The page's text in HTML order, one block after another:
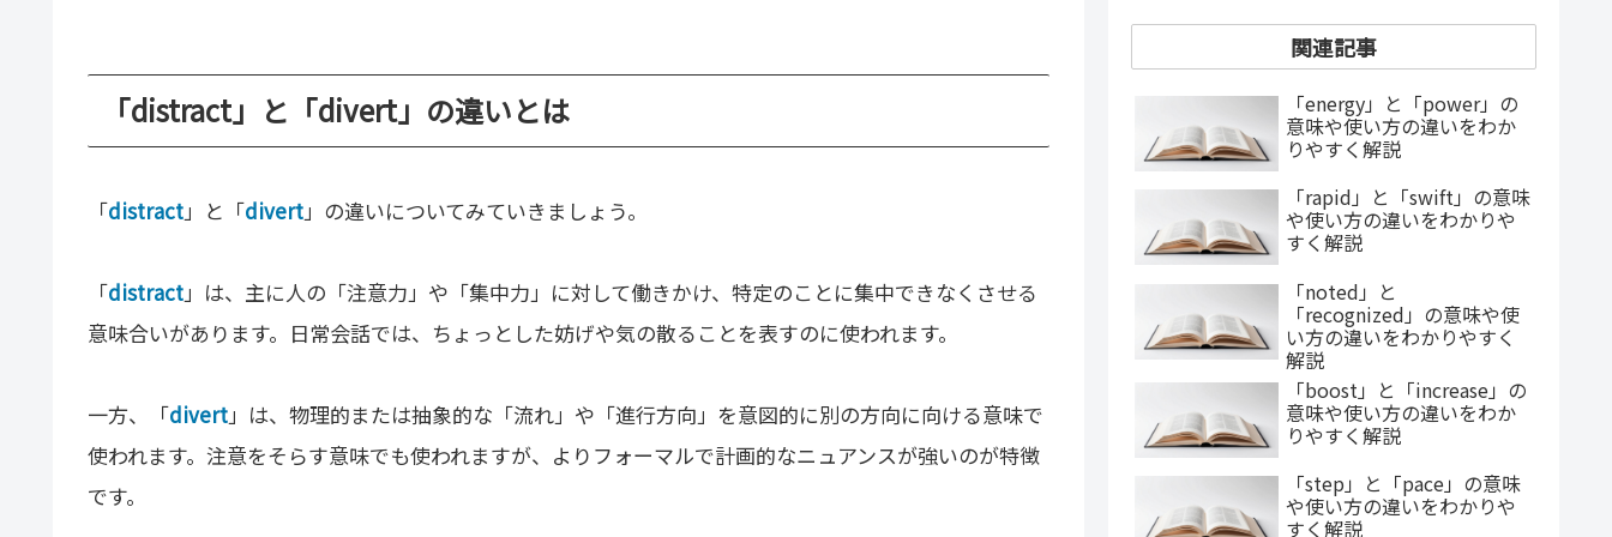
「distract」と「divert」の違いとは
「distract」と「divert」の違いについてみていきましょう。
「distract」は、主に人の「注意力」や「集中力」に対して働きかけ、特定のことに集中できなくさせる
意味合いがあります。日常会話では、ちょっとした妨げや気の散ることを表すのに使われます。
一方、「divert」は、物理的または抽象的な「流れ」や「進行方向」を意図的に別の方向に向ける意味で
使われます。注意をそらす意味でも使われますが、よりフォーマルで計画的なニュアンスが強いのが特徴
です。
関連記事
「energy」と「power」の
意味や使い方の違いをわか
りやすく解説
「rapid」と「swift」の意味
や使い方の違いをわかりや
すく解説
「noted」と
「recognized」の意味や使
い方の違いをわかりやすく
解説
「boost」と「increase」の
意味や使い方の違いをわか
りやすく解説
「step」と「pace」の意味
や使い方の違いをわかりや
すく解説